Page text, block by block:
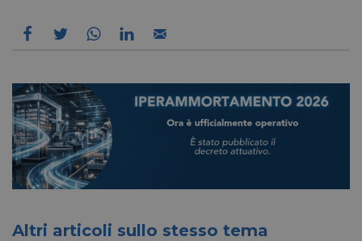
Altri articoli sullo stesso tema